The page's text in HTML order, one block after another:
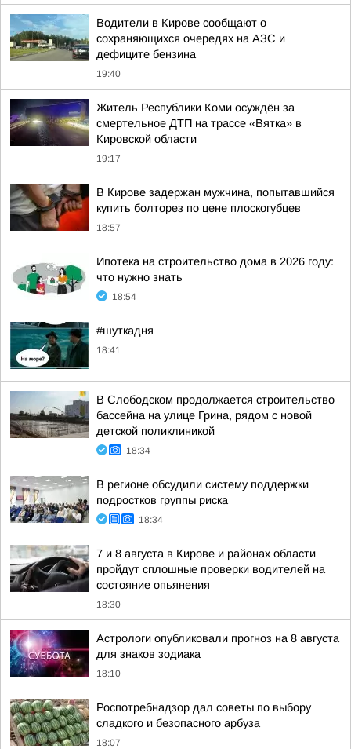
Водители в Кирове сообщают о
сохраняющихся очередях на АЗС и
дефиците бензина
19:40
Житель Республики Коми осуждён за
смертельное ДТП на трассе «Вятка» в
Кировской области
19:17
В Кирове задержан мужчина, попытавшийся
купить болторез по цене плоскогубцев
18:57
Ипотека на строительство дома в 2026 году:
что нужно знать
18:54
#шуткадня
18:41
В Слободском продолжается строительство
бассейна на улице Грина, рядом с новой
детской поликлиникой
18:34
В регионе обсудили систему поддержки
подростков группы риска
18:34
7 и 8 августа в Кирове и районах области
пройдут сплошные проверки водителей на
состояние опьянения
18:30
Астрологи опубликовали прогноз на 8 августа
для знаков зодиака
18:10
Роспотребнадзор дал советы по выбору
сладкого и безопасного арбуза
18:07